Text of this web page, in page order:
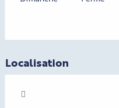
Localisation
Charte Bienvenue à Cannes